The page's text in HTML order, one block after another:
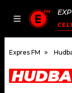
DOMŮ
Expres FM
HUDBA